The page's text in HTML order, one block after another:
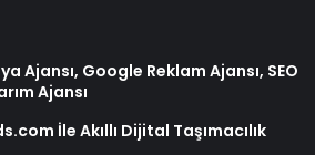
Ajansı, Google Reklam Ajansı, SEO
Ajansı
İle Akıllı Dijital Taşımacılık